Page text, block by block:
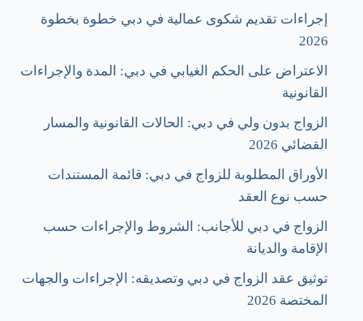
إجراءات تقديم شكوى عمالية في دبي خطوة بخطوة
2026
الاعتراض على الحكم الغيابي في دبي: المدة والإجراءات
القانونية
الزواج بدون ولي في دبي: الحالات القانونية والمسار
القضائي 2026
الأوراق المطلوبة للزواج في دبي: قائمة المستندات
حسب نوع العقد
الزواج في دبي للأجانب: الشروط والإجراءات حسب
الإقامة والديانة
توثيق عقد الزواج في دبي وتصديقه: الإجراءات والجهات
المختصة 2026